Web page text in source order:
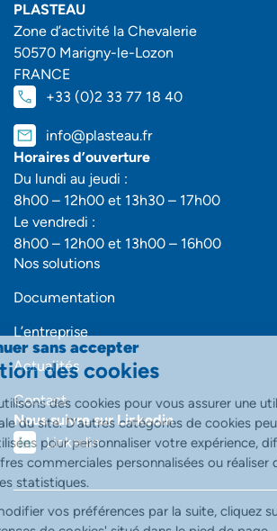
PLASTEAU
Zone d’activité la Chevalerie
50570 Marigny-le-Lozon
FRANCE
+33 (0)2 33 77 18 40
info@plasteau.fr
Horaires d’ouverture
Du lundi au jeudi :
8h00 – 12h00 et 13h30 – 17h00
Le vendredi :
8h00 – 12h00 et 13h00 – 16h00
Nos solutions
Documentation
L’entreprise
Actualités
Contact
Nous suivre sur Linkedin
Linkedin
Continuer sans accepter
Gestion des cookies
Nous utilisons des cookies pour vous
optimale du site. D’autres catégories de
être utilisées pour personnaliser votre
des offres commerciales personnalisées ou
analyses statistiques.
Pour modifier vos préférences par la suite,